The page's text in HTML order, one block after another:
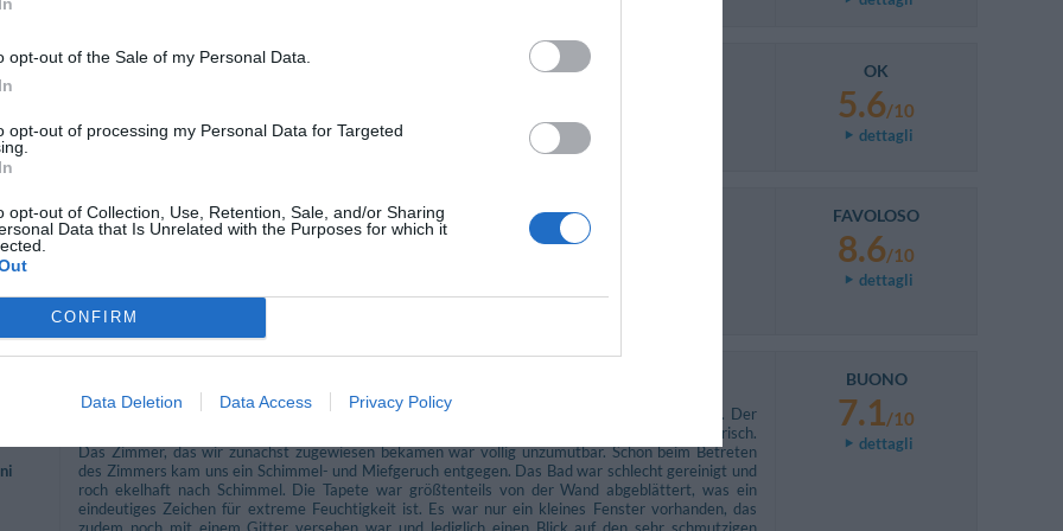
opt-out of the Sale of my Personal Data.
opt-out of processing my Personal Data for Targeted
opt-out of Collection, Use, Retention, Sale, and/or Sharing
Data that Is Unrelated with the Purposes for which it
CONFIRM
Data Deletion Data Access Privacy Policy
Ritornerebbe in questo hotel?
NO
OK
5.6/10
dettagli
FAVOLOSO
8.6/10
dettagli
Der Eingangsbereich (Lounge,Hotelbar) macht einen sehr gepflegten und sauberen Eindruck. Der
Anreisetag(2.8.) war allerdings eine Katastrophe. Der Hotelangestellte war anfangs etwas mürrisch.
Das Zimmer, das wir zunächst zugewiesen bekamen war völlig unzumutbar. Schon beim Betreten
des Zimmers kam uns ein Schimmel- und Miefgeruch entgegen. Das Bad war schlecht gereinigt und
roch ekelhaft nach Schimmel. Die Tapete war größtenteils von der Wand abgeblättert, was ein
eindeutiges Zeichen für extreme Feuchtigkeit ist. Es war nur ein kleines Fenster vorhanden, das
BUONO
7.1/10
dettagli